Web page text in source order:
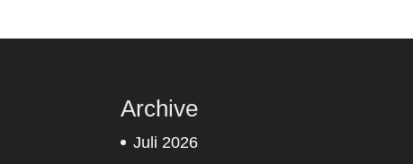
Archive
Juli 2026